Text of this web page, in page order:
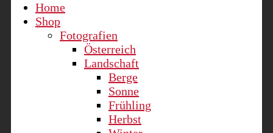
Home
Shop
Fotografien
Österreich
Landschaft
Berge
Sonne
Frühling
Herbst